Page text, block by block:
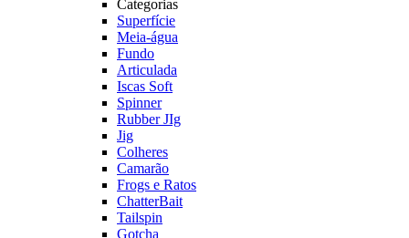
Categorias
Superfície
Meia-água
Fundo
Articulada
Iscas Soft
Spinner
Rubber JIg
Jig
Colheres
Camarão
Frogs e Ratos
ChatterBait
Tailspin
Gotcha